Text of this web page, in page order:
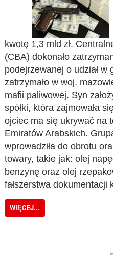
kwotę 1,3 mld zł.
(CBA) dokonało
podejrzewanej o udział
zatrzymało w woj.
mafii paliwowej. Syn
spółki, która zajmowała
ojciec ma się ukrywać na
Emiratów Arabskich.
wprowadziła do obrotu
towary, takie jak: olej
benzynę oraz olej
fałszerstwa
WIĘCEJ...